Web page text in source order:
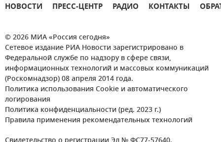
НОВОСТИ ПРЕСС-ЦЕНТР РАДИО КОНТАКТЫ
© 2026 МИА «Россия сегодня»
Сетевое издание РИА Новости зарегистрировано в
Федеральной службе по надзору в сфере связи,
информационных технологий и массовых коммуникаций
(Роскомнадзор) 08 апреля 2014 года.
Политика использования Cookie и автоматического
логирования
Политика конфиденциальности (ред. 2023 г.)
Правила применения рекомендательных технологий